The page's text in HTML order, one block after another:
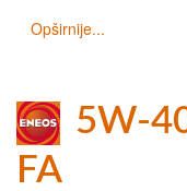
Opširnije...
5W-
FA